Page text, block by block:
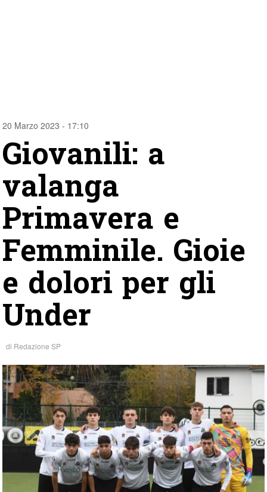
20 Marzo 2023 - 17:10
Giovanili: a
valanga
Primavera e
Femminile. Gioie
e dolori per gli
Under
di Redazione SP